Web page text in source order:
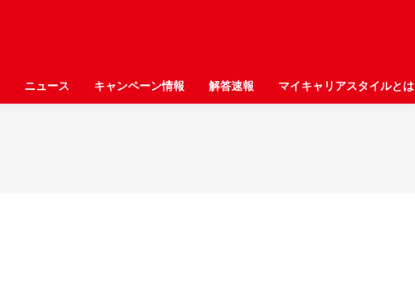
ニュース キャンペーン情報 解答速報 マイキャリアスタイルとは
ニュース キャンペーン情報 解答速報 マイキャリアスタイルとは